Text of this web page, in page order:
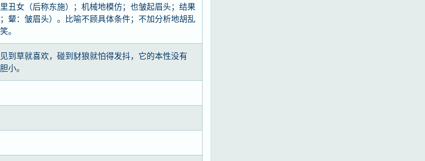
丑女（后称东施）；机械地模仿；也皱起眉头；结果
颦：皱眉头）。比喻不顾具体条件；不加分析地胡乱
。
到草就喜欢，碰到豺狼就怕得发抖，它的本性没有
小。